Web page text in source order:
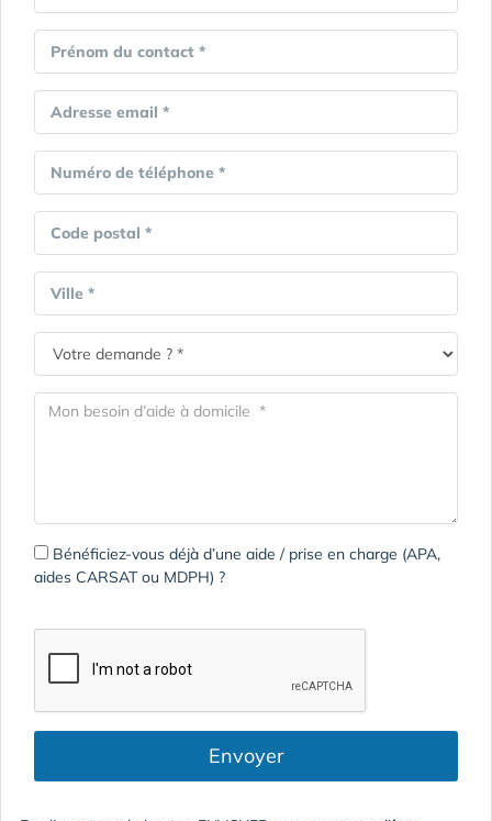
Prénom du contact *
Adresse email *
Numéro de téléphone *
Code postal *
Ville *
Bénéficiez-vous déjà d’une aide / prise en charge (APA,
aides CARSAT ou MDPH) ?
Envoyer